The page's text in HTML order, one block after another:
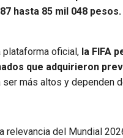
hasta 85 mil 048
plataforma oficial, la FIFA
que adquirieron
más altos y dependen
relevancia del Mundial